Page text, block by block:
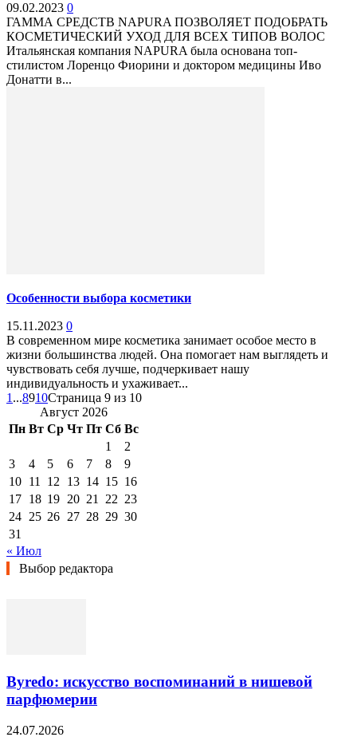
09.02.2023 0
ГАММА СРЕДСТВ NAPURA ПОЗВОЛЯЕТ ПОДОБРАТЬ
КОСМЕТИЧЕСКИЙ УХОД ДЛЯ ВСЕХ ТИПОВ ВОЛОС
Итальянская компания NAPURA была основана топ-
стилистом Лоренцо Фиорини и доктором медицины Иво
Донатти в...
Особенности выбора косметики
15.11.2023 0
В современном мире косметика занимает особое место в
жизни большинства людей. Она помогает нам выглядеть и
чувствовать себя лучше, подчеркивает нашу
индивидуальность и ухаживает...
1 ...8910Страница 9 из 10
Август 2026
Пн Вт Ср Чт Пт Сб Вс
1
2
3
4 5 6 7 8
9
10 11 12 13 14 15 16
17 18 19 20 21 22 23
24 25 26 27 28 29 30
31
« Июл
Выбор редактора
Byredo: искусство воспоминаний в нишевой
парфюмерии
24.07.2026